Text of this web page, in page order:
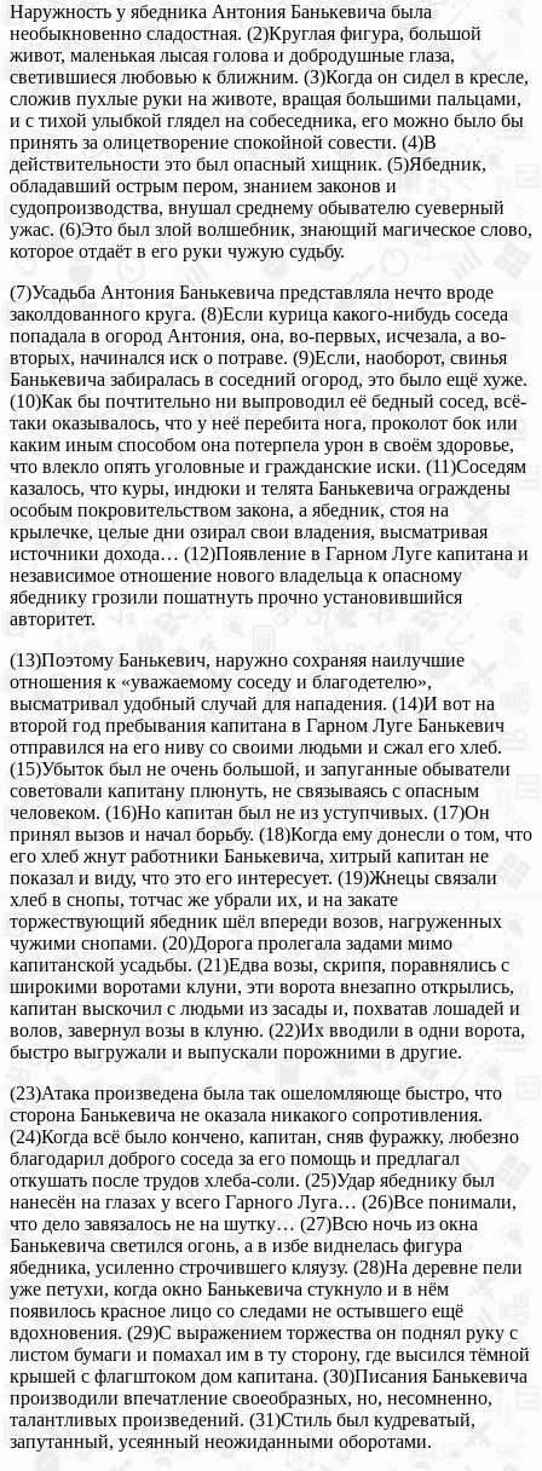
Наружность у ябедника Антония Банькевича была
необыкновенно сладостная. (2)Круглая фигура, большой
живот, маленькая лысая голова и добродушные глаза,
светившиеся любовью к ближним. (З)Когда он сидел в кресле,
сложив пухлые руки на животе, вращая большими пальцами,
и с тихой улыбкой глядел на собеседника, его можно было бы
принять за олицетворение спокойной совести. (4)В
действительности это был опасный хищник. (5)Ябедник,
обладавший острым пером, знанием законов и
судопроизводства, внушал среднему обывателю суеверный
ужас. (6)Это был злой волшебник, знающий магическое слово,
которое отдаёт в его руки чужую судьбу.
(7)Усадьба Антония Банькевича представляла нечто вроде
заколдованного круга. (8)Если курица какого-нибудь соседа
попадала в огород Антония, она, во-первых, исчезала, а во-
вторых, начинался иск о потраве. (9)Если, наоборот, свинья
Банькевича забиралась в соседний огород, это было ещё хуже.
(10)Как бы почтительно ни выпроводил её бедный сосед, всё-
таки оказывалось, что у неё перебита нога, проколот бок или
каким иным способом она потерпела урон в своём здоровье,
что влекло опять уголовные и гражданские иски. (11)Соседям
казалось, что куры, индюки и телята Банькевича ограждены
особым покровительством закона, а ябедник, стоя на
крылечке, целые дни озирал свои владения, высматривая
источники дохода… (12)Появление в Гарном Луге капитана и
независимое отношение нового владельца к опасному
ябеднику грозили пошатнуть прочно установившийся
авторитет.
(13)Поэтому Банькевич, наружно сохраняя наилучшие
отношения к «уважаемому соседу и благодетелю»,
высматривал удобный случай для нападения. (14)И вот на
второй год пребывания капитана в Гарном Луге Банькевич
отправился на его ниву со своими людьми и сжал его хлеб.
(15)Убыток был не очень большой, и запуганные обыватели
советовали капитану плюнуть, не связываясь с опасным
человеком. (16)Но капитан был не из уступчивых. (17)Он
принял вызов и начал борьбу. (18)Когда ему донесли о том, что
его хлеб жнут работники Банькевича, хитрый капитан не
показал и виду, что это его интересует. (19)Жнецы связали
хлеб в снопы, тотчас же убрали их, и на закате
торжествующий ябедник шёл впереди возов, нагруженных
чужими снопами. (20)Дорога пролегала задами мимо
капитанской усадьбы. (21)Едва возы, скрипя, поравнялись с
широкими воротами клуни, эти ворота внезапно открылись,
капитан выскочил с людьми из засады и, похватав лошадей и
волов, завернул возы в клуню. (22)Их вводили в одни ворота,
быстро выгружали и выпускали порожними в другие.
(23)Атака произведена была так ошеломляюще быстро, что
сторона Банькевича не оказала никакого сопротивления.
(24)Когда всё было кончено, капитан, сняв фуражку, любезно
благодарил доброго соседа за его помощь и предлагал
откушать после трудов хлеба-соли. (25)Удар ябеднику был
нанесён на глазах у всего Гарного Луга… (26)Все понимали,
что дело завязалось не на шутку… (27)Всю ночь из окна
Банькевича светился огонь, а в избе виднелась фигура
ябедника, усиленно строчившего кляузу. (28)На деревне пели
уже петухи, когда окно Банькевича стукнуло и в нём
появилось красное лицо со следами не остывшего ещё
вдохновения. (29)С выражением торжества он поднял руку с
листом бумаги и помахал им в ту сторону, где высился тёмной
крышей с флагштоком дом капитана. (З0)Писания Банькевича
производили впечатление своеобразных, но, несомненно,
талантливых произведений. (31)Стиль был кудреватый,
запутанный, усеянный неожиданными оборотами.